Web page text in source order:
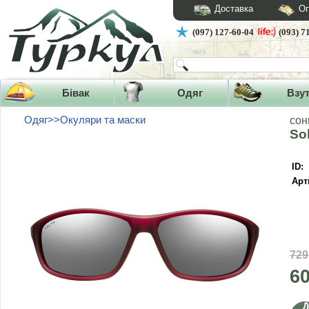
Доставка
(097) 127-60-04 (093)
Бівак Одяг
Одяг>>Окуляри та маски
ID: